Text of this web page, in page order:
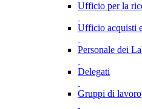
Ufficio per la
Ufficio acquisti
Personale dei
Delegati
Gruppi di lavoro